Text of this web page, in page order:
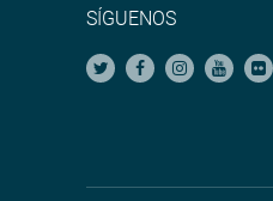
SÍGUENOS